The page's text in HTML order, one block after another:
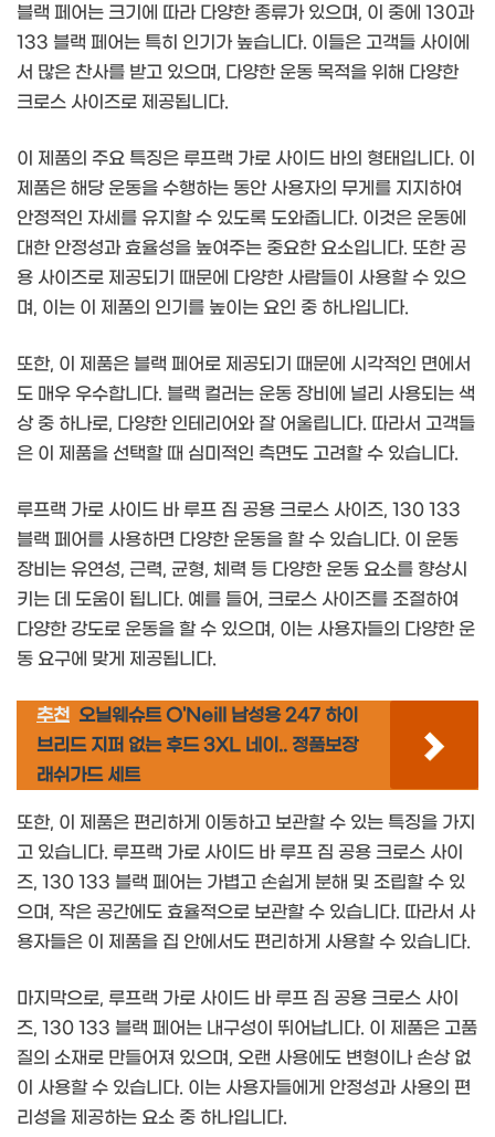
블랙 페어는 크기에 따라 다양한 종류가 있으며, 이 중에 130과
133 블랙 페어는 특히 인기가 높습니다. 이들은 고객들 사이에
서 많은 찬사를 받고 있으며, 다양한 운동 목적을 위해 다양한
크로스 사이즈로 제공됩니다.
이 제품의 주요 특징은 루프랙 가로 사이드 바의 형태입니다. 이
제품은 해당 운동을 수행하는 동안 사용자의 무게를 지지하여
안정적인 자세를 유지할 수 있도록 도와줍니다. 이것은 운동에
대한 안정성과 효율성을 높여주는 중요한 요소입니다. 또한 공
용 사이즈로 제공되기 때문에 다양한 사람들이 사용할 수 있으
며, 이는 이 제품의 인기를 높이는 요인 중 하나입니다.
또한, 이 제품은 블랙 페어로 제공되기 때문에 시각적인 면에서
도 매우 우수합니다. 블랙 컬러는 운동 장비에 널리 사용되는 색
상 중 하나로, 다양한 인테리어와 잘 어울립니다. 따라서 고객들
은 이 제품을 선택할 때 심미적인 측면도 고려할 수 있습니다.
루프랙 가로 사이드 바 루프 짐 공용 크로스 사이즈, 130 133
블랙 페어를 사용하면 다양한 운동을 할 수 있습니다. 이 운동
장비는 유연성, 근력, 균형, 체력 등 다양한 운동 요소를 향상시
키는 데 도움이 됩니다. 예를 들어, 크로스 사이즈를 조절하여
다양한 강도로 운동을 할 수 있으며, 이는 사용자들의 다양한 운
동 요구에 맞게 제공됩니다.
추천 오닐웨슈트 O'Neill 남성용 247 하이
브리드 지퍼 없는 후드 3XL 네이.. 정품보장
래쉬가드 세트
또한, 이 제품은 편리하게 이동하고 보관할 수 있는 특징을 가지
고 있습니다. 루프랙 가로 사이드 바 루프 짐 공용 크로스 사이
즈, 130 133 블랙 페어는 가볍고 손쉽게 분해 및 조립할 수 있
으며, 작은 공간에도 효율적으로 보관할 수 있습니다. 따라서 사
용자들은 이 제품을 집 안에서도 편리하게 사용할 수 있습니다.
마지막으로, 루프랙 가로 사이드 바 루프 짐 공용 크로스 사이
즈, 130 133 블랙 페어는 내구성이 뛰어납니다. 이 제품은 고품
질의 소재로 만들어져 있으며, 오랜 사용에도 변형이나 손상 없
이 사용할 수 있습니다. 이는 사용자들에게 안정성과 사용의 편
리성을 제공하는 요소 중 하나입니다.